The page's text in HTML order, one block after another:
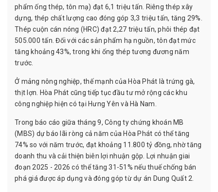
phẩm ống thép, tôn mạ) đạt 6,1 triệu tấn. Riêng thép xây
dựng, thép chất lượng cao đóng góp 3,3 triệu tấn, tăng 29%.
Thép cuộn cán nóng (HRC) đạt 2,27 triệu tấn, phôi thép đạt
505.000 tấn. Đối với các sản phẩm hạ nguồn, tôn đạt mức
tăng khoảng 43%, trong khi ống thép tương đương năm
trước.
Ở mảng nông nghiệp, thế mạnh của Hòa Phát là trứng gà,
thịt lợn. Hòa Phát cũng tiếp tục đầu tư mở rộng các khu
công nghiệp hiện có tại Hưng Yên và Hà Nam.
Trong báo cáo giữa tháng 9, Công ty chứng khoán MB
(MBS) dự báo lãi ròng cả năm của Hòa Phát có thể tăng
74% so với năm trước, đạt khoảng 11.800 tỷ đồng, nhờ tăng
doanh thu và cải thiện biên lợi nhuận gộp. Lợi nhuận giai
đoạn 2025 - 2026 có thể tăng 31-51% nếu thuế chống bán
phá giá được áp dụng và đóng góp từ dự án Dung Quất 2.